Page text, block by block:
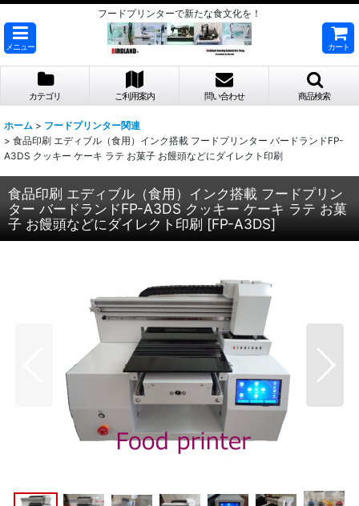
フードプリンターで新たな食文化を！
メニュー カート
カテゴリ ご利用案内 問い合わせ 商品検索
ホーム > フードプリンター関連
> 食品印刷 エディブル（食用）インク搭載 フードプリンター バードランドFP-
A3DS クッキー ケーキ ラテ お菓子 お饅頭などにダイレクト印刷
食品印刷 エディブル（食用）インク搭載 フードプリン
ター バードランドFP-A3DS クッキー ケーキ ラテ お菓
子 お饅頭などにダイレクト印刷 [FP-A3DS]